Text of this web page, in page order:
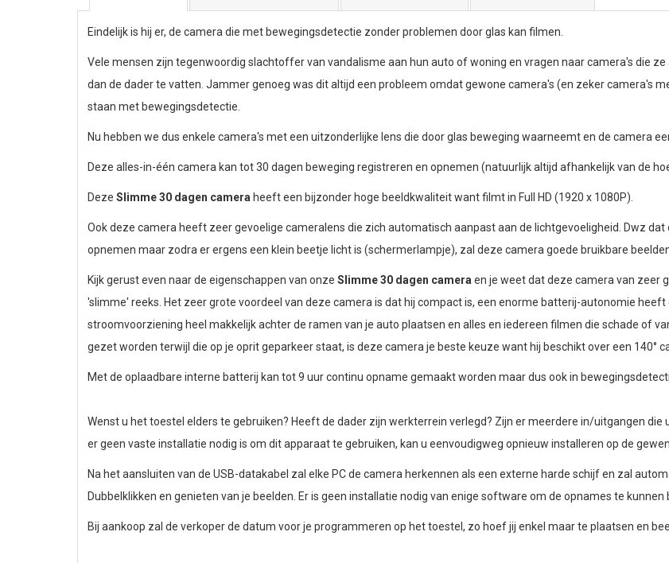
Eindelijk is hij er, de camera die met bewegingsdetectie zonder problemen door glas kan filmen.
Vele mensen zijn tegenwoordig slachtoffer van vandalisme aan hun auto of woning en vragen naar camera's die
dan de dader te vatten. Jammer genoeg was dit altijd een probleem omdat gewone camera's (en zeker camera's
staan met bewegingsdetectie.
Nu hebben we dus enkele camera's met een uitzonderlijke lens die door glas beweging waarneemt en de camera
Deze alles-in-één camera kan tot 30 dagen beweging registreren en opnemen (natuurlijk altijd afhankelijk van de
Deze Slimme 30 dagen camera heeft een bijzonder hoge beeldkwaliteit want filmt in Full HD (1920 x 1080P).
Ook deze camera heeft zeer gevoelige cameralens die zich automatisch aanpast aan de lichtgevoeligheid. Dwz
opnemen maar zodra er ergens een klein beetje licht is (schermerlampje), zal deze camera goede bruikbare
Kijk gerust even naar de eigenschappen van onze Slimme 30 dagen camera en je weet dat deze camera van zeer
'slimme' reeks. Het zeer grote voordeel van deze camera is dat hij compact is, een enorme batterij-autonomie
stroomvoorziening heel makkelijk achter de ramen van je auto plaatsen en alles en iedereen filmen die schade of
gezet worden terwijl die op je oprit geparkeer staat, is deze camera je beste keuze want hij beschikt over een 140°
Met de oplaadbare interne batterij kan tot 9 uur continu opname gemaakt worden maar dus ook in
Wenst u het toestel elders te gebruiken? Heeft de dader zijn werkterrein verlegd? Zijn er meerdere in/uitgangen
er geen vaste installatie nodig is om dit apparaat te gebruiken, kan u eenvoudigweg opnieuw installeren op de
Na het aansluiten van de USB-datakabel zal elke PC de camera herkennen als een externe harde schijf en zal
Dubbelklikken en genieten van je beelden. Er is geen installatie nodig van enige software om de opnames te kunnen
Bij aankoop zal de verkoper de datum voor je programmeren op het toestel, zo hoef jij enkel maar te plaatsen en